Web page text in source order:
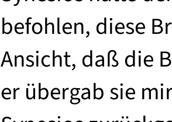
befohlen, diese
Ansicht, daß die
er übergab sie